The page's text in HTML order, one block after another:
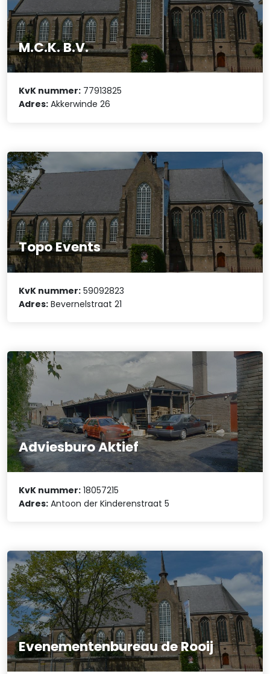
M.C.K. B.V.
KvK nummer: 77913825
Adres: Akkerwinde 26
Topo Events
KvK nummer: 59092823
Adres: Bevernelstraat 21
Adviesburo Aktief
KvK nummer: 18057215
Adres: Antoon der Kinderenstraat 5
Evenementenbureau de Rooij